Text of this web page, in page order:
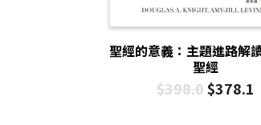
聖經的意義：主題進路解
聖經
$398.0$378.1